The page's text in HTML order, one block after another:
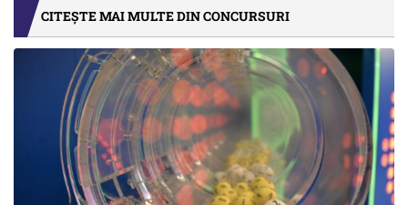
CITEȘTE MAI MULTE DIN CONCURSURI